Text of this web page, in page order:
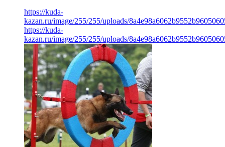
https://kuda-
kazan.ru/image/255/255/uploads/
https://kuda-
kazan.ru/image/255/255/uploads/